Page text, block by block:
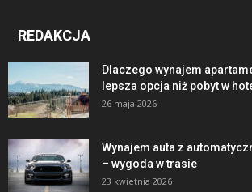
REDAKCJA
Dlaczego wynajem
lepsza opcja niż pobyt w
26 maja 2026
Wynajem auta z
– wygoda w trasie
23 kwietnia 2026